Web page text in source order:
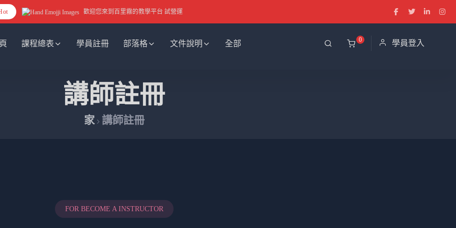
歡迎您來到百里霧的教學平台 試營運
課程總表 學員註冊 部落格 文件說明 全部 0 學員登入
講師註冊
家 講師註冊
FOR BECOME A INSTRUCTOR